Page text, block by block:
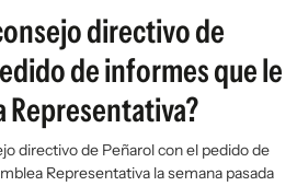
directivo de
de informes que le
Representativa?
directivo de Peñarol con el pedido de
Representativa la semana pasada